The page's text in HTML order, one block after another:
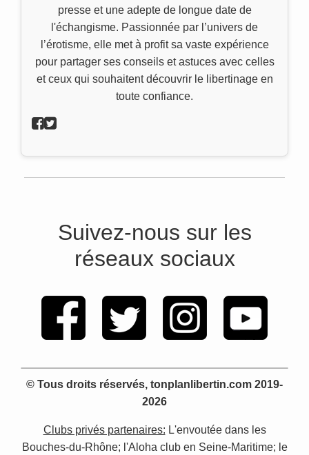
presse et une adepte de longue date de
l'échangisme. Passionnée par l’univers de
l’érotisme, elle met à profit sa vaste expérience
pour partager ses conseils et astuces avec celles
et ceux qui souhaitent découvrir le libertinage en
toute confiance.
Suivez-nous sur les
réseaux sociaux
© Tous droits réservés, tonplanlibertin.com 2019-
2026
Clubs privés partenaires: L'envoutée dans les
Bouches-du-Rhône; l'Aloha club en Seine-Maritime; le